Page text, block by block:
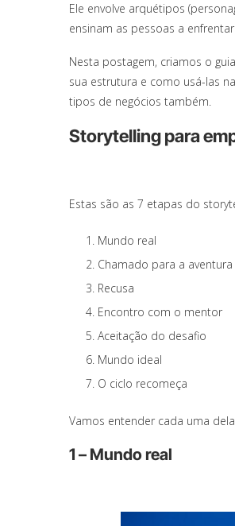
Ele envolve arquétipos
ensinam as pessoas a
Nesta postagem, criamos o
sua estrutura e como usá-las
tipos de negócios também.
Storytelling para
Estas são as 7 etapas do
Mundo real
Chamado para a aventura
Recusa
Encontro com o mentor
Aceitação do desafio
Mundo ideal
O ciclo recomeça
Vamos entender cada uma
1 – Mundo real